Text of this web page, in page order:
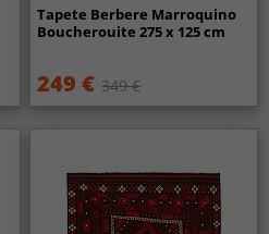
Tapete Berbere Marroquino
Boucherouite 275 x 125 cm
249 € 349 €